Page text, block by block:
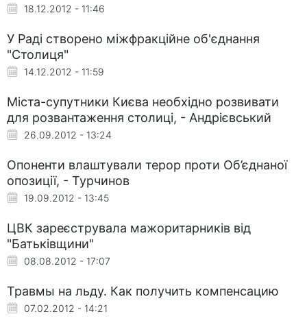
18.12.2012 - 11:46
У Раді створено міжфракційне об'єднання
"Столиця"
14.12.2012 - 11:59
Міста-супутники Києва необхідно розвивати
для розвантаження столиці, - Андрієвський
26.09.2012 - 13:24
Опоненти влаштували терор проти Об’єднаної
опозиції, - Турчинов
19.09.2012 - 13:45
ЦВК зареєструвала мажоритарників від
"Батьківщини"
08.08.2012 - 17:07
Травмы на льду. Как получить компенсацию
07.02.2012 - 14:21